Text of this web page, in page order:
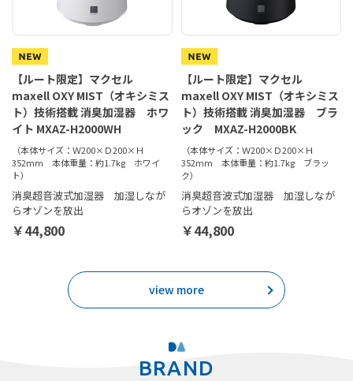
【ルート限定】マクセル
maxell OXY MIST（オキシミス
ト）技術搭載 消臭加湿器 ホワ
イト MXAZ-H2000WH
（本体サイズ：Ｗ200×Ｄ200×Ｈ
352mm 本体重量：約1.7kg ホワイ
ト）
消臭超音波式加湿器 加湿しなが
らオゾンを放出
￥44,800
【ルート限定】マクセル
maxell OXY MIST（オキシミス
ト）技術搭載 消臭加湿器 ブラ
ック MXAZ-H2000BK
（本体サイズ：Ｗ200×Ｄ200×Ｈ
352mm 本体重量：約1.7kg ブラッ
ク）
消臭超音波式加湿器 加湿しなが
らオゾンを放出
￥44,800
view more
BRAND